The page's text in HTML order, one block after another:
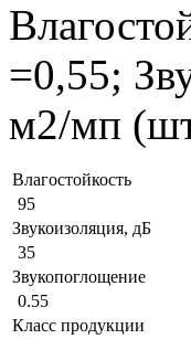
=0,55;
м2/мп
Влагостойкость
95
Звукоизоляция, дБ
35
Звукопоглощение
0.55
Класс продукции